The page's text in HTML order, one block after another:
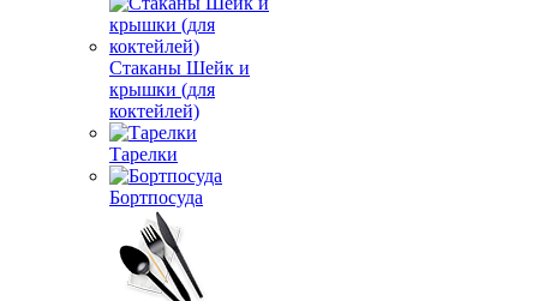
Стаканы Шейк и
крышки (для
коктейлей)
Тарелки
Бортпосуда